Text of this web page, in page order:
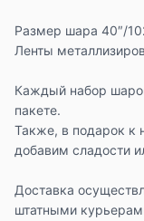
Размер шара 40″/
Ленты
Каждый набор
пакете.
Также, в подарок к
добавим сладости
Доставка
штатными